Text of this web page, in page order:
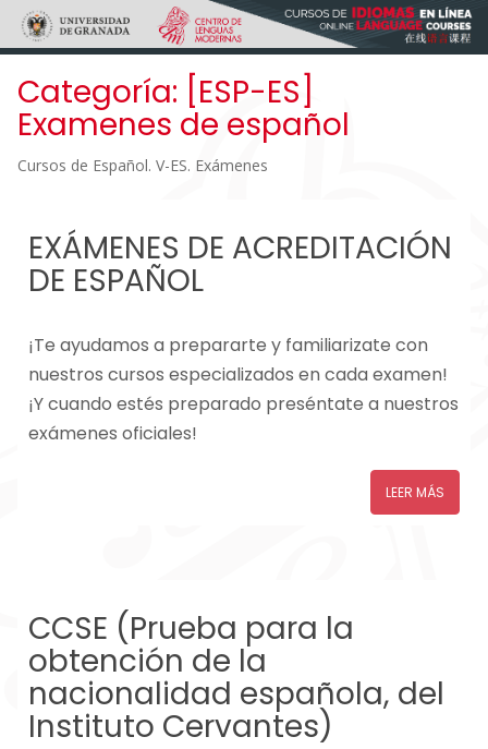
Skip to main content
Categoría: [ESP-ES]
Examenes de español
Cursos de Español. V-ES. Exámenes
EXÁMENES DE ACREDITACIÓN
DE ESPAÑOL
¡Te ayudamos a prepararte y familiarizate con
nuestros cursos especializados en cada examen!
¡Y cuando estés preparado preséntate a nuestros
exámenes oficiales!
LEER MÁS
CCSE (Prueba para la
obtención de la
nacionalidad española, del
Instituto Cervantes)